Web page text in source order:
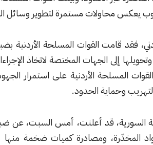
مستمرة لتطوير وسائل التهريب.
القوات المسلحة الأردنية بضبط الكميات
المختصة لاتخاذ الإجراءات القانونية
الأردنية على استمرار الجهود الأمنية في
الحدود.
قد أعلنت، أمس السبت، عن ضبط وتفكيك
ومصادرة كميات ضخمة منها بريف درعا.